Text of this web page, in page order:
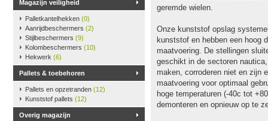
Magazijn veiligheid
Palletkantelhekken (0)
Aanrijdbeschermers (2)
Stijlbeschermers (9)
Kolombeschermers (10)
Hekwerk (6)
Pallets & toebehoren
Pallets en opzetranden (12)
Kunststof pallets (12)
Overig magazijn
geremde wielen.
Onze kunststof opslag
kunststof en hebben een hoog
maatvoering. De stellingen
geschikt in de sectoren
maken, corroderen niet en zijn
maatvoering voor optimaal
hoge temperaturen (-40c tot
demonteren en opnieuw op te